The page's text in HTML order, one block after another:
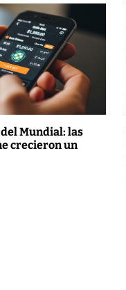
Mundial: las
crecieron un